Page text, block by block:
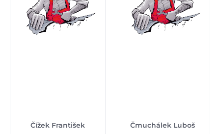
Čížek František Čmuchálek Luboš